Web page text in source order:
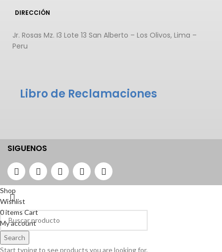
DIRECCIÓN
Jr. Rosas Mz. I3 Lote 13 San Alberto – Los Olivos, Lima –
Peru
Libro de Reclamaciones
SIGUENOS
Search
Start typing to see products you are looking for.
Shop
Wishlist
0itemsCart
My account